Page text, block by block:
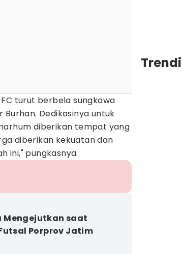
turut berbela sungkawa
Dedikasinya untuk
diberikan tempat yang
diberikan kekuatan dan
ini," pungkasnya.
Mengejutkan saat
Porprov Jatim